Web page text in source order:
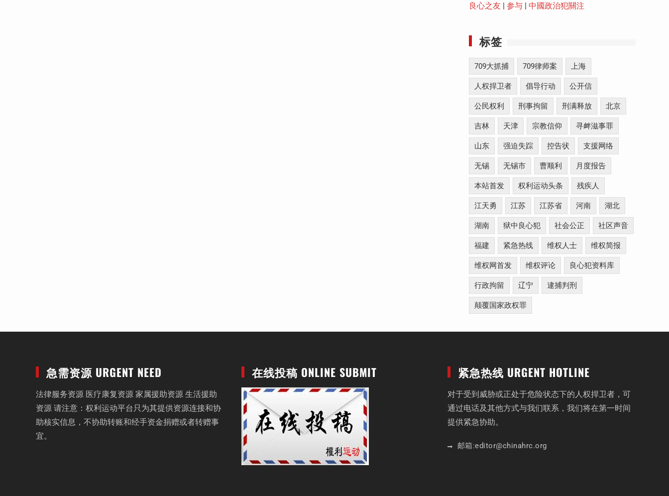
良心之友 | 参与 | 中國政治犯關注
标签
709大抓捕 709律师案 上海
人权捍卫者 倡导行动 公开信
公民权利 刑事拘留 刑满释放 北京
吉林 天津 宗教信仰 寻衅滋事罪
山东 强迫失踪 控告状 支援网络
无锡 无锡市 曹顺利 月度报告
本站首发 权利运动头条 残疾人
江天勇 江苏 江苏省 河南 湖北
湖南 狱中良心犯 社会公正 社区声音
福建 紧急热线 维权人士 维权简报
维权网首发 维权评论 良心犯资料库
行政拘留 辽宁 逮捕判刑
颠覆国家政权罪
急需资源 URGENT NEED
法律服务资源 医疗康复资源 家属援助资源 生活援助
资源 请注意：权利运动平台只为其提供资源连接和协
助核实信息，不协助转账和经手资金捐赠或者转赠事
宜。
在线投稿 ONLINE SUBMIT 紧急热线 URGENT HOTLINE
对于受到威胁或正处于危险状态下的人权捍卫者，可
通过电话及其他方式与我们联系，我们将在第一时间
提供紧急协助。
邮箱:editor@chinahrc.org